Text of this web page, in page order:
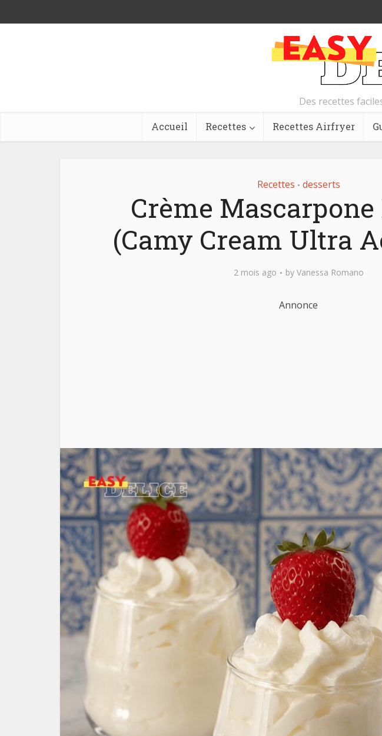
Des recettes
Accueil Recettes Recettes Airfryer
Recettes • desserts
Crème Mascarpone
(Camy Cream Ultra
2 mois ago by Vanessa Romano
Annonce